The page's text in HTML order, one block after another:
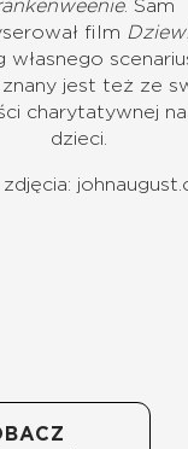
. Sam
film
własnego
jest też ze
charytatywnej
dzieci.